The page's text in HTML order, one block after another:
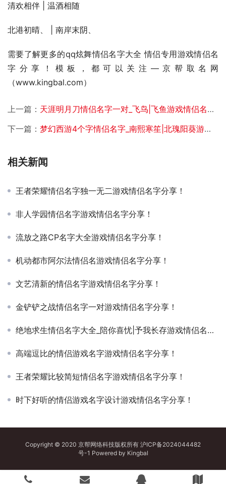
清欢相伴 | 温酒相随
北港初晴、 | 南岸末阴、
需要了解更多的qq炫舞情侣名字大全 情侣专用游戏情侣名
字分享！模板，都可以关注—京帮取名网
（www.kingbal.com）
上一篇： 天涯明月刀情侣名字一对_飞鸟|飞鱼游戏情侣名字分享！
下一篇： 梦幻西游4个字情侣名字_南熙寒笙|北瑰阳葵游戏情侣名字分享！
相关新闻
王者荣耀情侣名字独一无二游戏情侣名字分享！
非人学园情侣名字游戏情侣名字分享！
流放之路CP名字大全游戏情侣名字分享！
机动都市阿尔法情侣名游戏情侣名字分享！
文艺清新的情侣名字游戏情侣名字分享！
金铲铲之战情侣名字一对游戏情侣名字分享！
绝地求生情侣名字大全_陪你喜忧|予我长存游戏情侣名字分享！
高端逗比的情侣游戏名字游戏情侣名字分享！
王者荣耀比较简短情侣名字游戏情侣名字分享！
时下好听的情侣游戏名字设计游戏情侣名字分享！
Copyright © 2020 京帮网络科技版权所有 沪ICP备2024044482
号-1 Powered by Kingbal